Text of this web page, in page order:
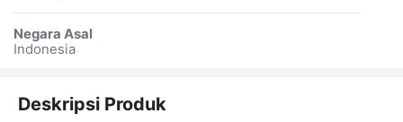
Negara Asal
Indonesia
Deskripsi Produk